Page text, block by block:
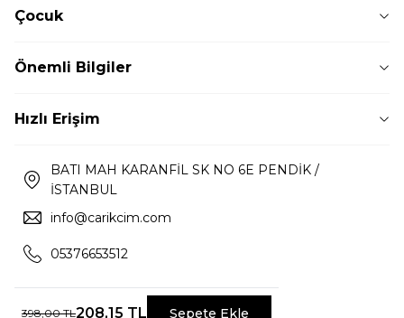
398,00TL208,15 TL Sepete Ekle
Çocuk
Önemli Bilgiler
Hızlı Erişim
BATI MAH KARANFİL SK NO 6E PENDİK /
İSTANBUL
info@carikcim.com
05376653512